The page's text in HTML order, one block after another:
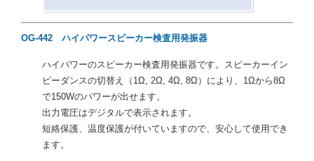
OG-442 ハイパワースピーカー検査用発振器
ハイパワーのスピーカー検査用発振器です。スピーカーイン
ピーダンスの切替え（1Ω, 2Ω, 4Ω, 8Ω）により、1Ωから8Ω
で150Wのパワーが出せます。
出力電圧はデジタルで表示されます。
短絡保護、温度保護が付いていますので、安心して使用でき
ます。